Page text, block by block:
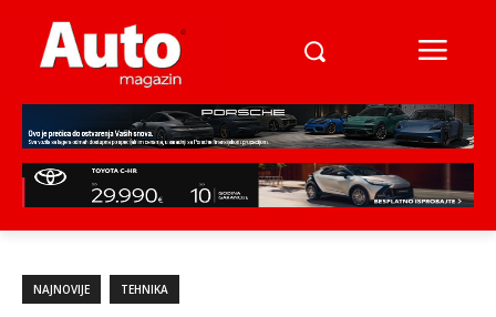
NAJNOVIJE TEHNIKA